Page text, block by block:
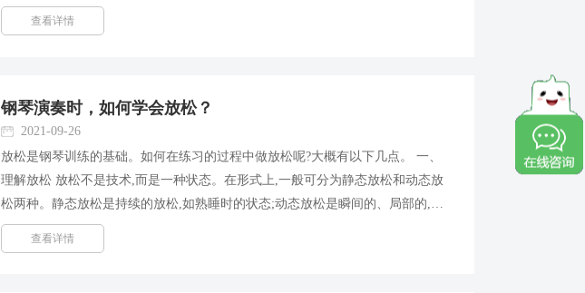
立性。 要领的高抬指有三种现象： 第一种现象：手指下键后，还在加力，使整
个手掌、手腕紧张。 改正的...
查看详情
钢琴演奏时，如何学会放松？
2021-09-26
放松是钢琴训练的基础。如何在练习的过程中做放松呢?大概有以下几点。 一、
理解放松 放松不是技术,而是一种状态。在形式上,一般可分为静态放松和动态放
松两种。静态放松是持续的放松,如熟睡时的状态;动态放松是瞬间的、局部的,是
一种完整动作张弛的一个间歇,目的不是为了静止,而是为了待动。钢琴演奏中的
放松就属于动态放松。正确...
查看详情